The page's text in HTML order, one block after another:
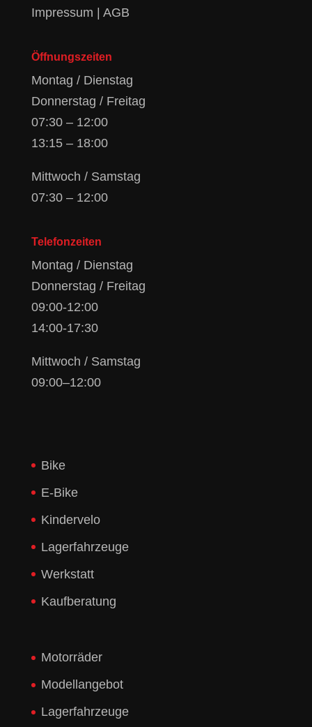
Impressum | AGB
Öffnungszeiten
Montag / Dienstag
Donnerstag / Freitag
07:30 – 12:00
13:15 – 18:00
Mittwoch / Samstag
07:30 – 12:00
Telefonzeiten
Montag / Dienstag
Donnerstag / Freitag
09:00-12:00
14:00-17:30
Mittwoch / Samstag
09:00–12:00
Bike
E-Bike
Kindervelo
Lagerfahrzeuge
Werkstatt
Kaufberatung
Motorräder
Modellangebot
Lagerfahrzeuge